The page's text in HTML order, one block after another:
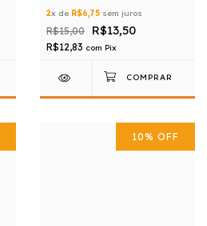
2x de R$6,75 sem juros
R$15,00 R$13,50
R$12,83 com Pix
10% OFF